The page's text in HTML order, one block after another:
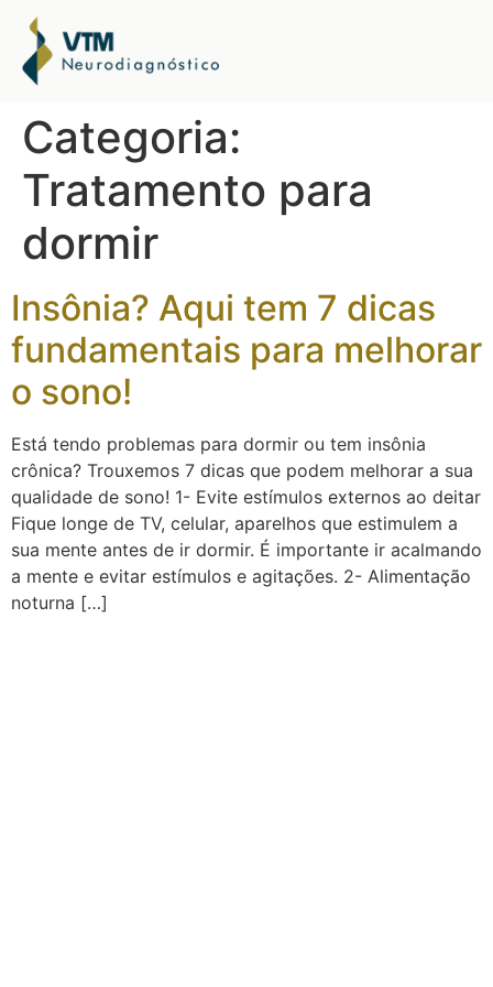
Categoria:
Tratamento para
dormir
Insônia? Aqui tem 7 dicas
fundamentais para melhorar
o sono!
Está tendo problemas para dormir ou tem insônia
crônica? Trouxemos 7 dicas que podem melhorar a sua
qualidade de sono! 1- Evite estímulos externos ao deitar
Fique longe de TV, celular, aparelhos que estimulem a
sua mente antes de ir dormir. É importante ir acalmando
a mente e evitar estímulos e agitações. 2- Alimentação
noturna […]